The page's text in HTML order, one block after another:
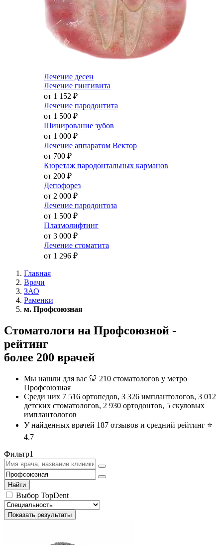
Лечение десен
Лечение гингивита
от 1 152 ₽
Лечение пародонтита
от 1 500 ₽
Шинирование зубов
от 1 000 ₽
Лечение аппаратом Вектор
от 700 ₽
Кюретаж пародонтальных карманов
от 200 ₽
Депофорез
от 2 000 ₽
Лечение пародонтоза
от 1 500 ₽
Плазмолифтинг
от 3 000 ₽
Лечение стоматита
от 1 296 ₽
Главная
Врачи
ЗАО
Раменки
м. Профсоюзная
Стоматологи на Профсоюзной -
рейтинг
более 200 врачей
Мы нашли для вас 🦷 210 стоматологов у метро
Профсоюзная
Среди них 7 516 ортопедов, 3 326 имплантологов, 3 012
детских стоматологов, 2 930 ортодонтов, 5 скуловых
имплантологов
У найденных врачей 187 отзывов и средний рейтинг ⭐️
4.7
Фильтр1
Найти
Выбор TopDent
Показать результаты